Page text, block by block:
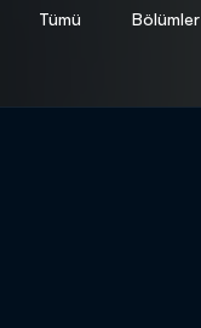
Tümü Bölümler